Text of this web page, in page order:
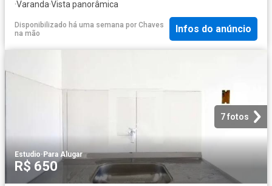
·Varanda·Vista panorâmica
Disponibilizado há uma semana por Chaves
na mão
Infos do anúncio
7 fotos
Estudio·Para Alugar
R$ 650